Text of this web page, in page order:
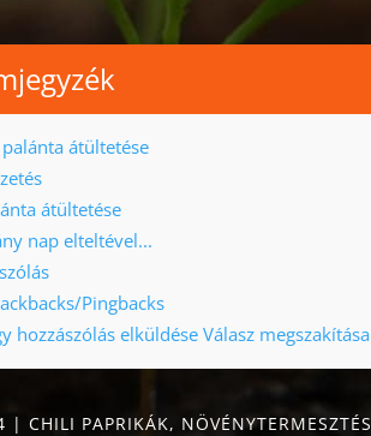
átültetése
átültetése
nap elteltével...
Pingbacks
hozzászólás elküldése Válasz megszakítása
|CHILI PAPRIKÁK, NÖVÉNYTERMESZTÉS